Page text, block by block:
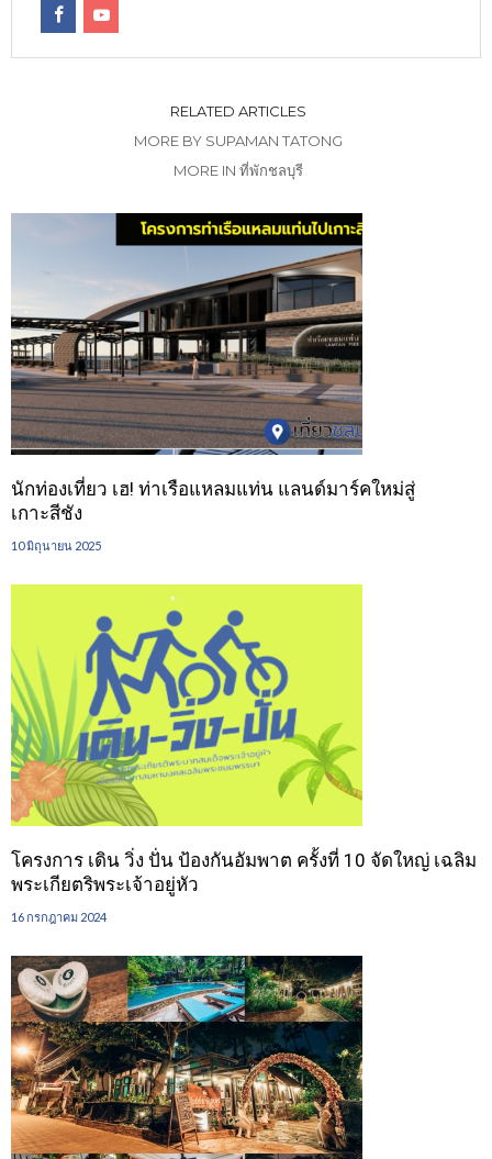
RELATED ARTICLES
MORE BY SUPAMAN TATONG
MORE IN ที่พักชลบุรี
นักท่องเที่ยว เฮ! ท่าเรือแหลมแท่น แลนด์มาร์คใหม่สู่
เกาะสีชัง
10 มิถุนายน 2025
โครงการ เดิน วิ่ง ปั่น ป้องกันอัมพาต ครั้งที่ 10 จัดใหญ่ เฉลิม
พระเกียตริพระเจ้าอยู่หัว
16 กรกฎาคม 2024